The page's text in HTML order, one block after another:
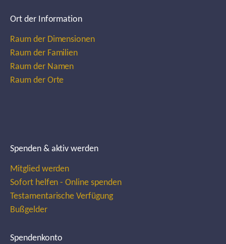
Ort der Information
Raum der Dimensionen
Raum der Familien
Raum der Namen
Raum der Orte
Spenden & aktiv werden
Mitglied werden
Sofort helfen - Online spenden
Testamentarische Verfügung
Bußgelder
Spendenkonto